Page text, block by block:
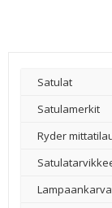
Satulat
Satulamerkit
Ryder
–